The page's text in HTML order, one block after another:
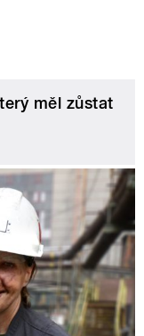
měl zůstat